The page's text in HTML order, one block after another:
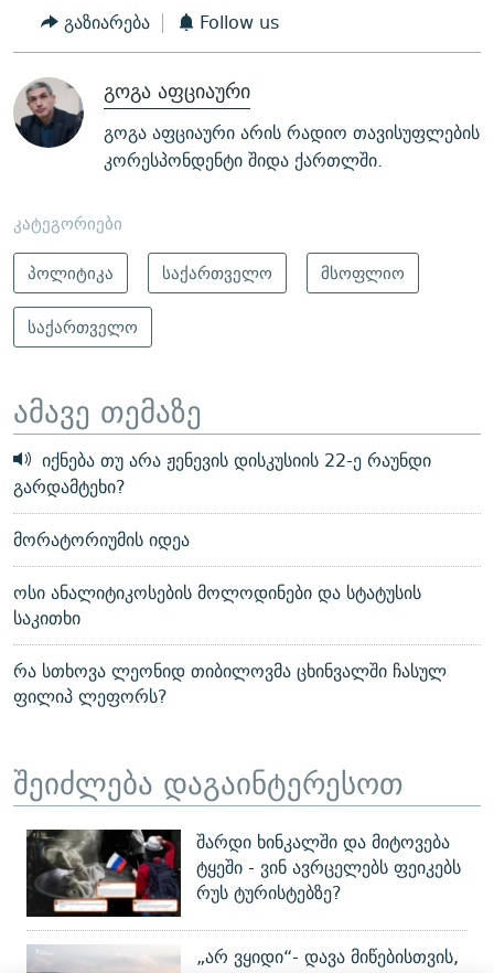
გაზიარება Follow us
გოგა აფციაური
გოგა აფციაური არის რადიო თავისუფლების
კორესპონდენტი შიდა ქართლში.
კატეგორიები
პოლიტიკა
საქართველო
მსოფლიო
საქართველო
ამავე თემაზე
იქნება თუ არა ჟენევის დისკუსიის 22-ე რაუნდი
გარდამტეხი?
მორატორიუმის იდეა
ოსი ანალიტიკოსების მოლოდინები და სტატუსის
საკითხი
რა სთხოვა ლეონიდ თიბილოვმა ცხინვალში ჩასულ
ფილიპ ლეფორს?
შეიძლება დაგაინტერესოთ
შარდი ხინკალში და მიტოვება
ტყეში - ვინ ავრცელებს ფეიკებს
რუს ტურისტებზე?
„არ ვყიდი“- დავა მიწებისთვის,